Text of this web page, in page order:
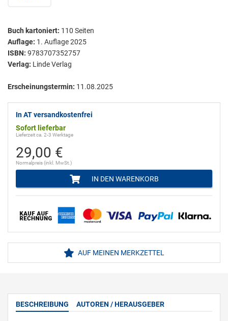
Buch kartoniert: 110 Seiten
Auflage: 1. Auflage 2025
ISBN: 9783707352757
Verlag: Linde Verlag
Erscheinungstermin: 11.08.2025
In AT versandkostenfrei
Sofort lieferbar
Lieferzeit ca. 2-3 Werktage
29,00 €
Normalpreis (inkl. MwSt.)
IN DEN WARENKORB
AUF MEINEN MERKZETTEL
BESCHREIBUNG AUTOREN / HERAUSGEBER